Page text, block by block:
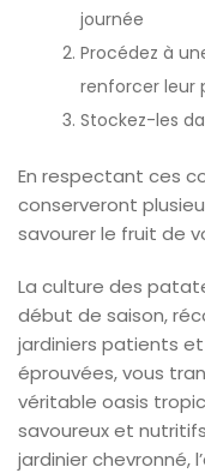
journée
Procédez à
renforcer leur
Stockez-les
En respectant ces
conserveront
savourer le fruit de
La culture des
début de saison,
jardiniers patients
éprouvées, vous
véritable oasis
savoureux et
jardinier chevronné,